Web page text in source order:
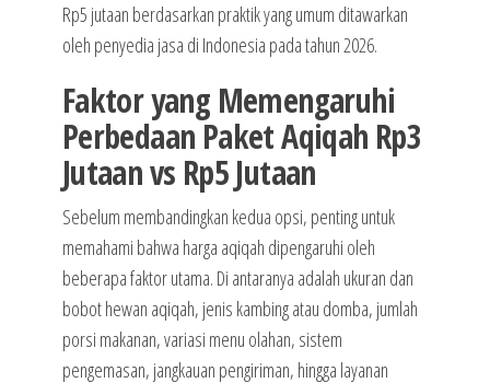
Rp5 jutaan berdasarkan praktik yang umum ditawarkan
oleh penyedia jasa di Indonesia pada tahun 2026.
Faktor yang Memengaruhi
Perbedaan Paket Aqiqah Rp3
Jutaan vs Rp5 Jutaan
Sebelum membandingkan kedua opsi, penting untuk
memahami bahwa harga aqiqah dipengaruhi oleh
beberapa faktor utama. Di antaranya adalah ukuran dan
bobot hewan aqiqah, jenis kambing atau domba, jumlah
porsi makanan, variasi menu olahan, sistem
pengemasan, jangkauan pengiriman, hingga layanan